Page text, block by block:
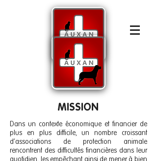
MISSION
Dans un contexte économique et financier de
plus en plus difficile, un nombre croissant
d’associations de protection animale
rencontrent des difficultés financières dans leur
quotidien, les empêchant ainsi de mener à bien